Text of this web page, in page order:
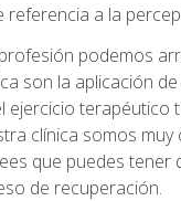
referencia a la
podemos
son la aplicación
ejercicio
clínica somos
que puedes
de recuperación.